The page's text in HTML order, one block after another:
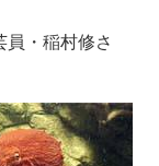
・稲村修さ